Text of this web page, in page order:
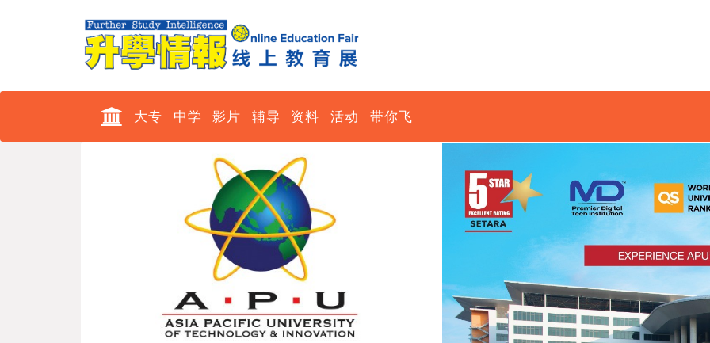
大专 中学 影片 辅导 资料 活动 带你飞